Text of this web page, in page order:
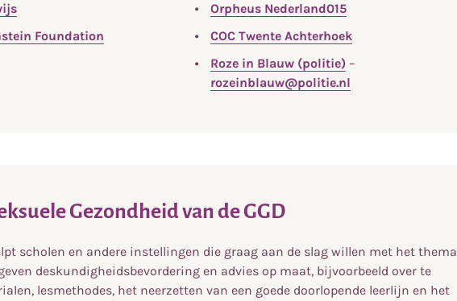
Foundation
Orpheus Nederland015
COC Twente Achterhoek
Roze in Blauw (politie) –
rozeinblauw@politie.nl
Gezondheid van de GGD
scholen en andere instellingen die graag aan de slag willen met het thema
deskundigheidsbevordering en advies op maat, bijvoorbeeld over te
lesmethodes, het neerzetten van een goede doorlopende leerlijn en het